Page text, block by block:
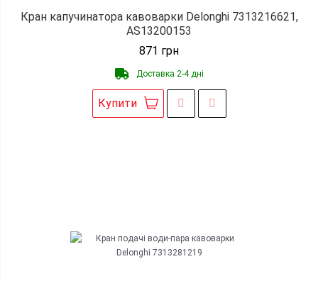
Кран капучинатора кавоварки Delonghi 7313216621,
AS13200153
871 грн
Доставка 2-4 дні
Купити